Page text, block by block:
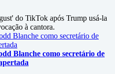
do TikTok após Trump usá-la
à cantora.
Blanche como secretário de